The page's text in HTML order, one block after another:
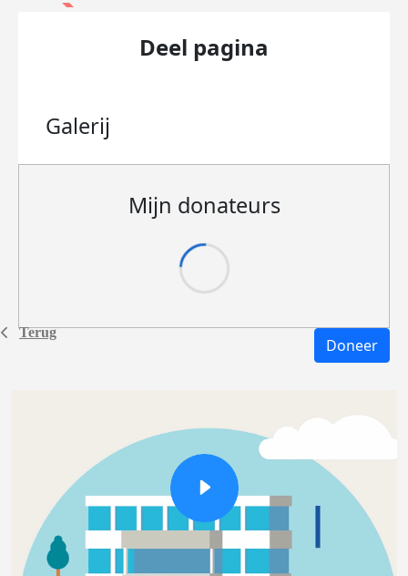
Terug
Deel pagina
Galerij
Mijn donateurs
Doneer